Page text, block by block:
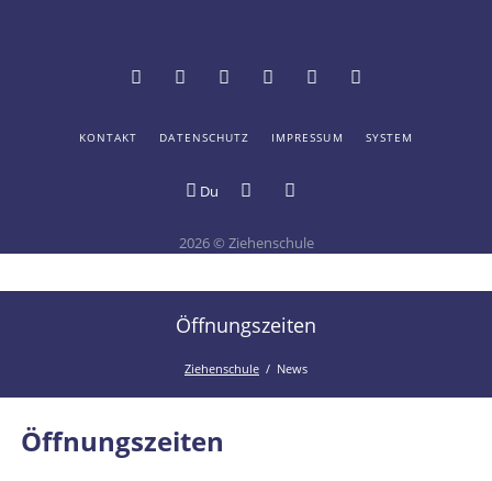
Digitales
Brett
Login Ziehenschule
KONTAKT DATENSCHUTZ IMPRESSUM SYSTEM
Du
Ziehenschule
2026 © Ziehenschule
Öffnungszeiten
Ziehenschule News
Öffnungszeiten